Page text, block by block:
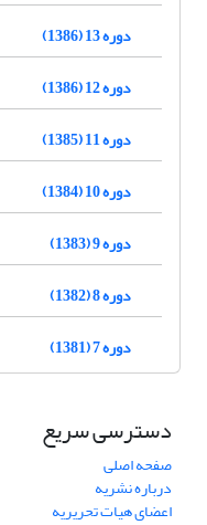
دوره 13 (1386)
دوره 12 (1386)
دوره 11 (1385)
دوره 10 (1384)
دوره 9 (1383)
دوره 8 (1382)
دوره 7 (1381)
دسترسی سریع
صفحه اصلی
درباره نشریه
اعضای هیات تحریریه